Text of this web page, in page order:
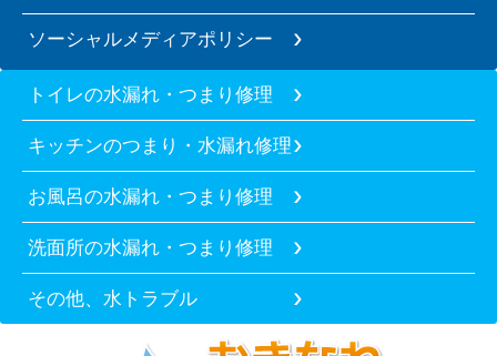
ソーシャルメディアポリシー
トイレの水漏れ・つまり修理
キッチンのつまり・水漏れ修理
お風呂の水漏れ・つまり修理
洗面所の水漏れ・つまり修理
その他、水トラブル